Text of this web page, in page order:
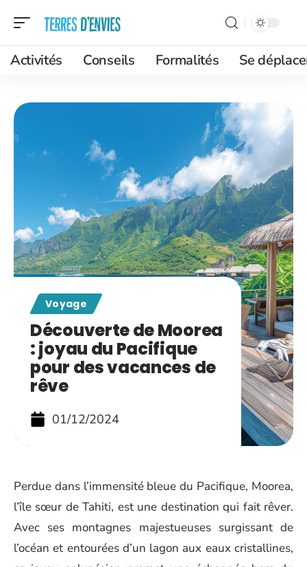
Activités Conseils Formalités Se
Voyage
Découverte de Moorea
: joyau du Pacifique
pour des vacances de
rêve
01/12/2024
Perdue dans l’immensité bleue du Pacifique, Moorea,
l’île sœur de Tahiti, est une destination qui fait rêver.
Avec ses montagnes majestueuses surgissant de
l’océan et entourées d’un lagon aux eaux cristallines,